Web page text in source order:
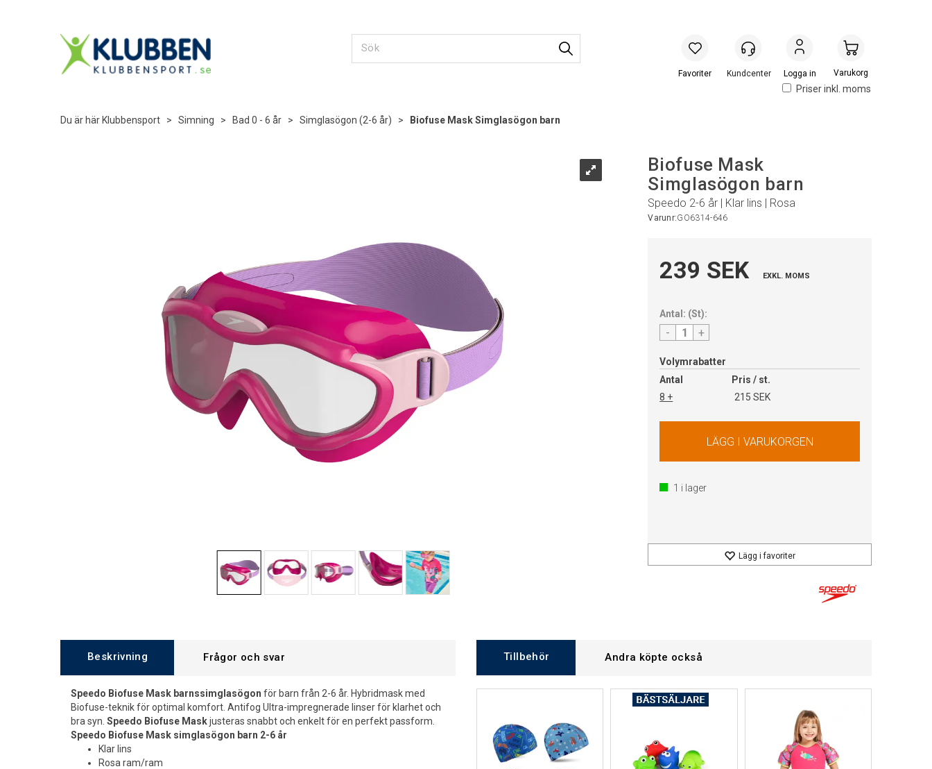
Priser inkl. moms
Logga in Handlevogn
Du är här Klubbensport > Simning > Bad 0 - 6 år > Simglasögon (2-6 år) > Biofuse Mask Simglasögon barn
Biofuse Mask
Simglasögon barn
Speedo 2-6 år | Klar lins | Rosa
Varunr:GO6314-646
239 SEK EXKL. MOMS
Antal: (St):
- +
Volymrabatter
Antal
Pris / st.
8 +
215 SEK
1 i lager
Lägg i favoriter
Beskrivning Frågor och svar
Speedo Biofuse Mask barnssimglasögon för barn från 2-6 år. Hybridmask med
Biofuse-teknik för optimal komfort. Antifog Ultra-impregnerade linser för klarhet och
bra syn. Speedo Biofuse Maskjusteras snabbt och enkelt för en perfekt passform.
Speedo Biofuse Mask simglasögon barn 2-6 år
Klar lins
Rosa ram/ram
Tillbehör Andra köpte också